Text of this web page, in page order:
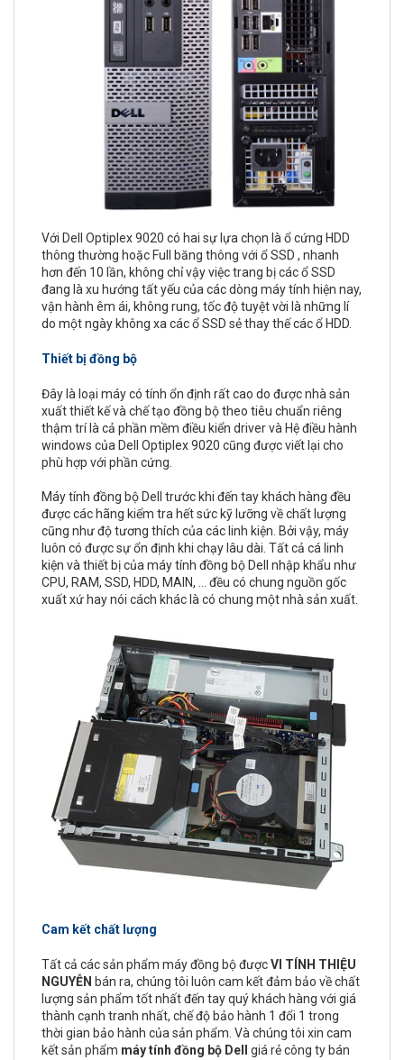
Với Dell Optiplex 9020 có hai sự lựa chọn là ổ cứng HDD
thông thường hoặc Full băng thông với ổ SSD , nhanh
hơn đến 10 lần, không chỉ vậy việc trang bị các ổ SSD
đang là xu hướng tất yếu của các dòng máy tính hiện nay,
vận hành êm ái, không rung, tốc độ tuyệt vời là những lí
do một ngày không xa các ổ SSD sẻ thay thế các ổ HDD.
Thiết bị đồng bộ
Đây là loại máy có tính ổn định rất cao do được nhà sản
xuất thiết kế và chế tạo đồng bộ theo tiêu chuẩn riêng
thậm trí là cả phần mềm điều kiển driver và Hệ điều hành
windows của Dell Optiplex 9020 cũng được viết lại cho
phù hợp với phần cứng.
Máy tính đồng bộ Dell trước khi đến tay khách hàng đều
được các hãng kiểm tra hết sức kỹ lưỡng về chất lượng
cũng như độ tương thích của các linh kiện. Bởi vậy, máy
luôn có được sự ổn định khi chạy lâu dài. Tất cả cá linh
kiện và thiết bị của máy tính đồng bộ Dell nhập khẩu như
CPU, RAM, SSD, HDD, MAIN, ... đều có chung nguồn gốc
xuất xứ hay nói cách khác là có chung một nhà sản xuất.
Cam kết chất lượng
Tất cả các sản phẩm máy đồng bộ đượcVI TÍNH THIỆU
NGUYỄN bán ra, chúng tôi luôn cam kết đảm bảo về chất
lượng sản phẩm tốt nhất đến tay quý khách hàng với giá
thành cạnh tranh nhất, chế độ bảo hành 1 đổi 1 trong
thời gian bảo hành của sản phẩm. Và chúng tôi xin cam
kết sản phẩm máy tính đồng bộ Dell
giá rẻ công ty bán